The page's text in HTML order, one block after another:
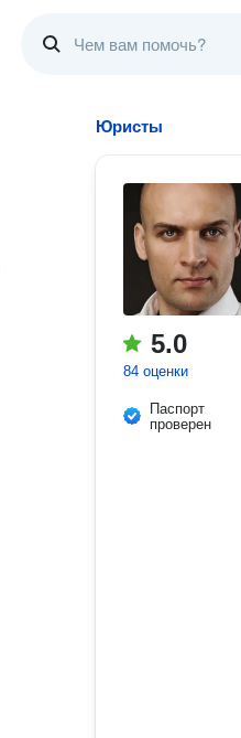
Юристы
5.0
84 оценки
Паспорт
проверен